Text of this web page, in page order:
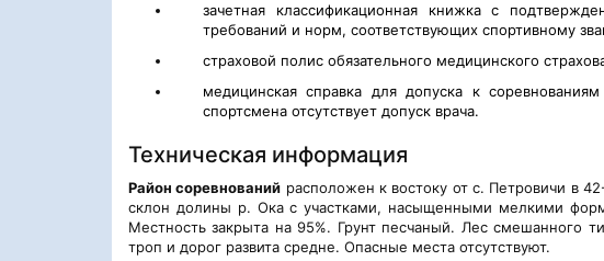
зачетная классификационная книжка с
требований и норм, соответствующих спортивному
страховой полис обязательного медицинского
медицинская справка для допуска к
спортсмена отсутствует допуск врача.
Техническая информация
Район соревнований расположен к востоку от с. Петровичи в
склон долины р. Ока с участками, насыщенными мелкими
Местность закрыта на 95%. Грунт песчаный. Лес смешанного
троп и дорог развита средне. Опасные места отсутствуют.